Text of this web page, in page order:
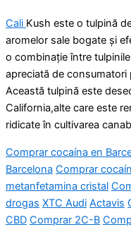
Cali Kush este o tulpină
aromelor sale bogate și
o combinație între
apreciată de consumatori
Această tulpină este
California,alte care este
ridicate în cultivarea
Comprar cocaína en
Barcelona Comprar
metanfetamina cristal
drogas XTC Audi Actavis
CBD Comprar 2C-B